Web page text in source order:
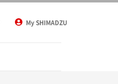
My SHIMADZU